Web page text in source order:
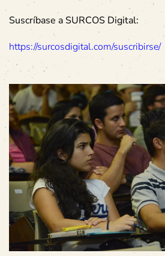
Suscríbase a SURCOS Digital:
https://surcosdigital.com/suscribirse/